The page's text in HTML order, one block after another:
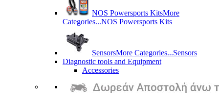
NOS Powersports KitsMore
Categories...NOS Powersports Kits
SensorsMore Categories...Sensors
Diagnostic tools and Equipment
Accessories